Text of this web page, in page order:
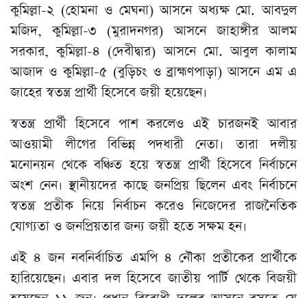
কুমিল্লা-২ (হোমনা ও মেঘনা) আসনে অধ্যক্ষ মো. আবদুল
মজিদ, কুমিল্লা-৩ (মুরাদনগর) আসনে জাহাঙ্গীর আলম
সরকার, কুমিল্লা-৪ (দেবীদ্বার) আসনে মো. আবুল কালাম
আজাদ ও কুমিল্লা-৫ (বুড়িচং ও ব্রাহ্মণপাড়া) আসনে এম এ
জাহের স্বতন্ত্র প্রার্থী হিসেবে জয়ী হয়েছেন।
স্বতন্ত্র প্রার্থী হিসেবে পাশ করলেও এই চারজনই আবার
আওয়ামী লীগের বিভিন্ন পদধারী নেতা। তারা দলীয়
মনোনয়ন থেকে বঞ্চিত হয়ে স্বতন্ত্র প্রার্থী হিসেবে নির্বাচনে
অংশ নেন। স্থানীয়দের কাছে জনপ্রিয় ছিলেন এবং নির্বাচনে
স্বতন্ত্র প্রতীক নিয়ে নির্বাচন করেও নিজেদের রাজনৈতিক
যোগ্যতা ও জনপ্রিয়তার জন্য জয়ী হতে সক্ষম হন।
এই ৪ জন নবনির্বাচিত এমপি ৪ নৌকা প্রতীকের প্রার্থীকে
হারিয়েছেন। এবার দল হিসেবে জাতীয় পার্টি থেকে বিজয়ী